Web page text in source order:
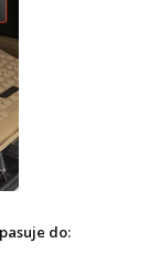
do: